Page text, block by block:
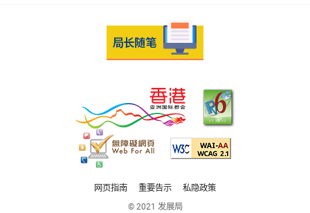
网页指南 重要告示
私隐政策
© 2021 发展局